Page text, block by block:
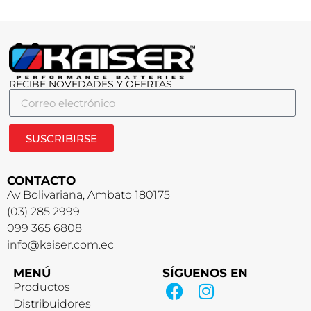
RECIBE NOVEDADES Y OFERTAS
SUSCRIBIRSE
CONTACTO
Av Bolivariana, Ambato 180175
(03) 285 2999
099 365 6808
info@kaiser.com.ec
MENÚ
Productos
Distribuidores
SÍGUENOS EN